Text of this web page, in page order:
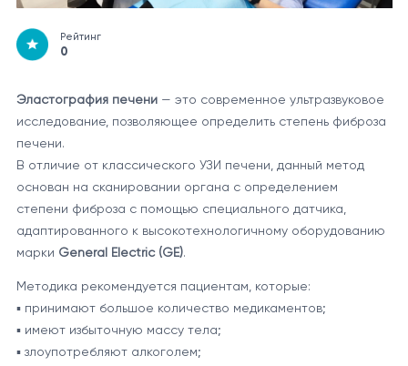
Рейтинг
0
Эластография печени— это современное ультразвуковое
исследование, позволяющее определить степень фиброза
печени.
В отличие от классического УЗИ печени, данный метод
основан на сканировании органа с определением
степени фиброза с помощью специального датчика,
адаптированного к высокотехнологичному оборудованию
марки General Electric (GE).
Методика рекомендуется пациентам, которые:
▪ принимают большое количество медикаментов;
▪ имеют избыточную массу тела;
▪ злоупотребляют алкоголем;